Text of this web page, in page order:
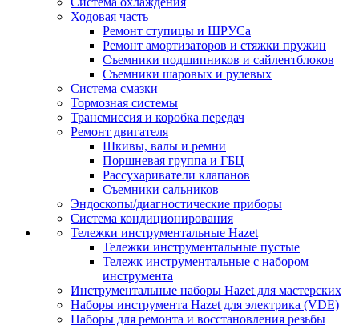
Ходовая часть
Ремонт ступицы и ШРУСа
Ремонт амортизаторов и стяжки пружин
Съемники подшипников и сайлентблоков
Съемники шаровых и рулевых
Система смазки
Тормозная системы
Трансмиссия и коробка передач
Ремонт двигателя
Шкивы, валы и ремни
Поршневая группа и ГБЦ
Рассухариватели клапанов
Съемники сальников
Эндоскопы/диагностические приборы
Система кондиционирования
Тележки инструментальные Hazet
Тележки инструментальные пустые
Тележк инструментальные с набором
инструмента
Инструментальные наборы Hazet для мастерских
Наборы инструмента Hazet для электрика (VDE)
Наборы для ремонта и восстановления резьбы